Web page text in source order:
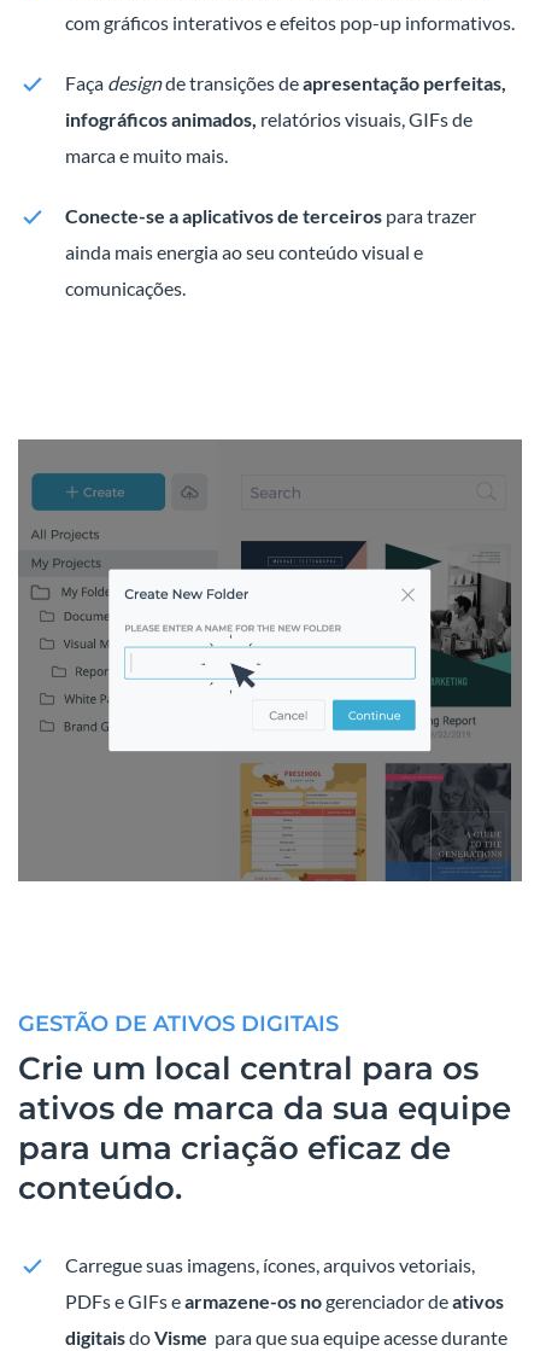
com gráficos interativos e efeitos pop-up informativos.
Faça designde transições deapresentação perfeitas,
infográficos animados, relatórios visuais, GIFs de
marca e muito mais.
Conecte-se a aplicativos de terceiros para trazer
ainda mais energia ao seu conteúdo visual e
comunicações.
GESTÃO DE ATIVOS DIGITAIS
Crie um local central para os
ativos de marca da sua equipe
para uma criação eficaz de
conteúdo.
Carregue suas imagens, ícones, arquivos vetoriais,
PDFs e GIFs earmazene-os nogerenciador deativos
digitaisdoVisme para que sua equipe acesse durante